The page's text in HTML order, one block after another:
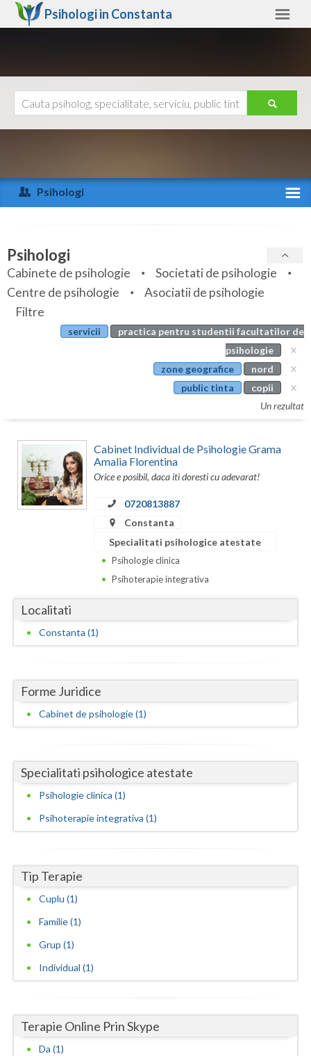
Psihologi in Constanta
Arad
Arges
Bihor
Bistrita-Nasaud
Botosani
Calarasi
Caras-Severin
Dambovita
Giurgiu
Hunedoara
Ialomita
Iasi
Maramures
Mehedinti
Prahova
Ajutor
Psihologi
Specialitati
Servicii
Articole
Evenimente
Psihologi
Cabinete de psihologie
Societati de psihologie
Centre de psihologie
Asociatii de psihologie
Filtre
servicii
practica pentru studentii facultatilor de
psihologie
zone geografice
nord
public tinta
copii
Un rezultat
Cabinet Individual de Psihologie Grama
Amalia Florentina
Orice e posibil, daca iti doresti cu adevarat!
0720813887
Constanta
Specialitati psihologice atestate
Psihologie clinica
Psihoterapie integrativa
Localitati
Constanta (1)
Forme Juridice
Cabinet de psihologie (1)
Specialitati psihologice atestate
Psihologie clinica (1)
Psihoterapie integrativa (1)
Tip Terapie
Cuplu (1)
Familie (1)
Grup (1)
Individual (1)
Terapie Online Prin Skype
Da (1)